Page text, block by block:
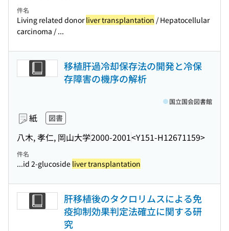
件名
Living related donorliver transplantation / Hepatocellular
carcinoma / ...
移植肝過冷却保存法の開発と冷保
存障害の機序の解析
紙 図書
八木, 孝仁, 岡山大学2000-2001<Y151-H12671159>
国立国会図書館
件名
...id 2-glucoside liver transplantation
肝移植後のタクロリムスによる免
疫抑制効果判定法確立に関する研
究